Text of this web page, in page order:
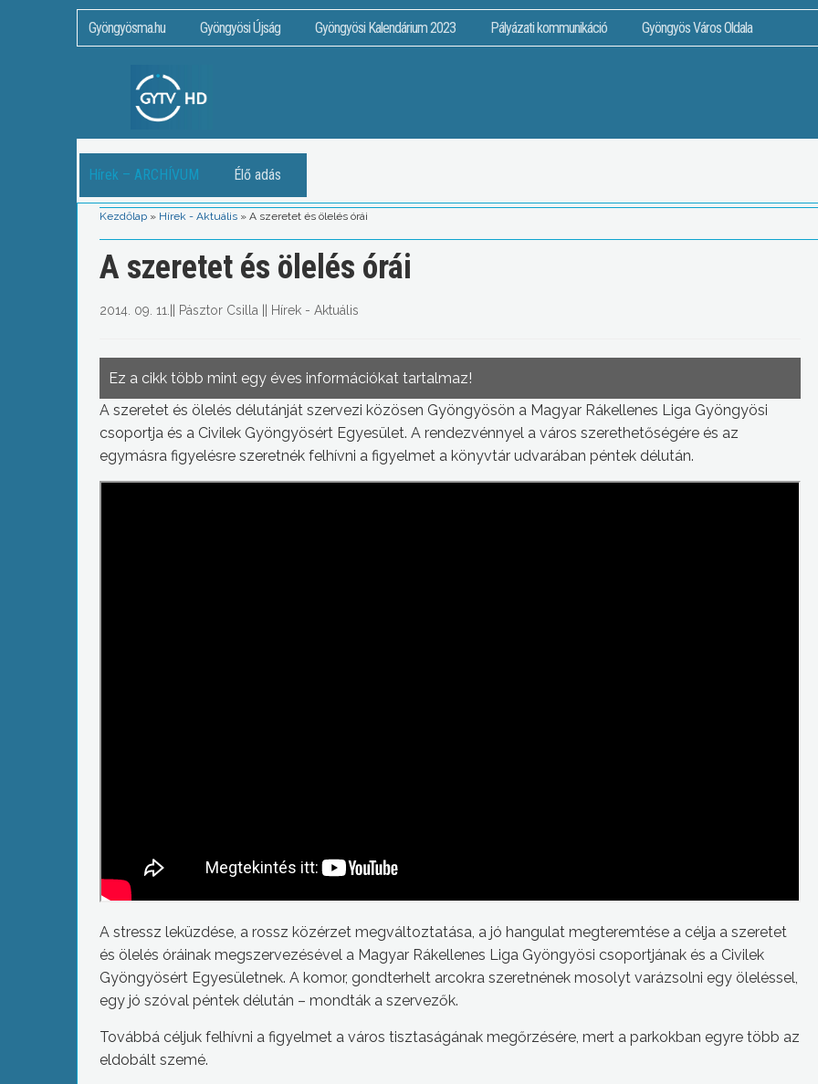
Gyöngyösma.hu Gyöngyösi Újság Gyöngyösi Kalendárium 2023 Pályázati kommunikáció Gyöngyös Város Oldala
Hírek – ARCHÍVUM Élő adás
Kezdőlap » Hírek - Aktuális » A szeretet és ölelés órái
A szeretet és ölelés órái
2014. 09. 11. Pásztor Csilla Hírek - Aktuális
Ez a cikk több mint egy éves információkat tartalmaz!
A szeretet és ölelés délutánját szervezi közösen Gyöngyösön a Magyar Rákellenes Liga Gyöngyösi
csoportja és a Civilek Gyöngyösért Egyesület. A rendezvénnyel a város szerethetőségére és az
egymásra figyelésre szeretnék felhívni a figyelmet a könyvtár udvarában péntek délután.
A stressz leküzdése, a rossz közérzet megváltoztatása, a jó hangulat megteremtése a célja a szeretet
és ölelés óráinak megszervezésével a Magyar Rákellenes Liga Gyöngyösi csoportjának és a Civilek
Gyöngyösért Egyesületnek. A komor, gondterhelt arcokra szeretnének mosolyt varázsolni egy öleléssel,
egy jó szóval péntek délután – mondták a szervezők.
Továbbá céljuk felhívni a figyelmet a város tisztaságának megőrzésére, mert a parkokban egyre több az
eldobált szemé.